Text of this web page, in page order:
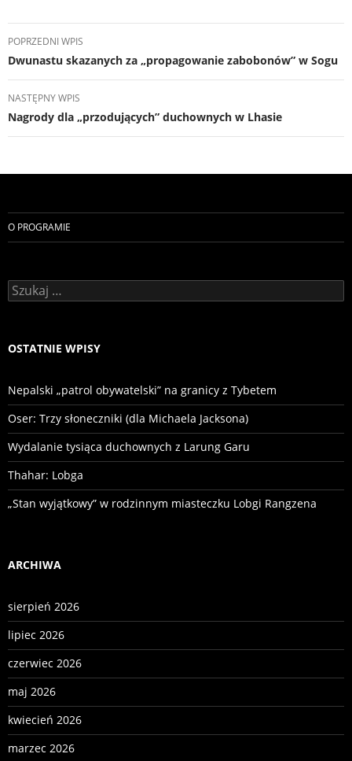
Nawigacja
wpisu
POPRZEDNI WPIS
Dwunastu skazanych za „propagowanie zabobonów” w Sogu
NASTĘPNY WPIS
Nagrody dla „przodujących” duchownych w Lhasie
O PROGRAMIE
Szukaj:
OSTATNIE WPISY
Nepalski „patrol obywatelski” na granicy z Tybetem
Oser: Trzy słoneczniki (dla Michaela Jacksona)
Wydalanie tysiąca duchownych z Larung Garu
Thahar: Lobga
„Stan wyjątkowy” w rodzinnym miasteczku Lobgi Rangzena
ARCHIWA
sierpień 2026
lipiec 2026
czerwiec 2026
maj 2026
kwiecień 2026
marzec 2026